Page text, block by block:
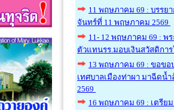
11 พฤษภาคม 69 : บรรย
จันทร์ที่ 11 พฤษภาคม 2569
11- 12 พฤษภาคม 69 :
ตัวแทนรร.มอบเงินสวัสดิกา
13 พฤษภาคม 69 : ขอ​ข
เทศบาลเมืองท่าผา​ มาฉีดน้
2569
16 พฤษภาคม 69 : เตรี